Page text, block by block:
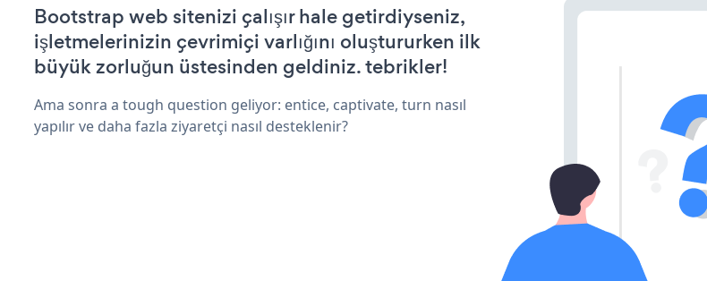
Bootstrap web sitenizi çalışır hale getirdiyseniz,
işletmelerinizin çevrimiçi varlığını oluştururken ilk
büyük zorluğun üstesinden geldiniz. tebrikler!
Ama sonra a tough question geliyor: entice, captivate, turn nasıl
yapılır ve daha fazla ziyaretçi nasıl desteklenir?